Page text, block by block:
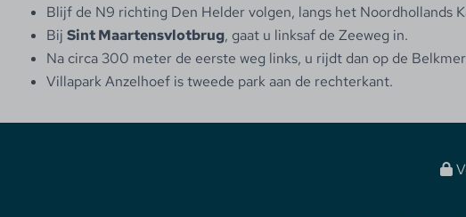
Blijf de N9 richting Den Helder volgen, langs het Noordhollands
BijSint Maartensvlotbrug, gaat u linksaf de Zeeweg in.
Na circa 300 meter de eerste weg links, u rijdt dan op de
Villapark Anzelhoef is tweede park aan de rechterkant.